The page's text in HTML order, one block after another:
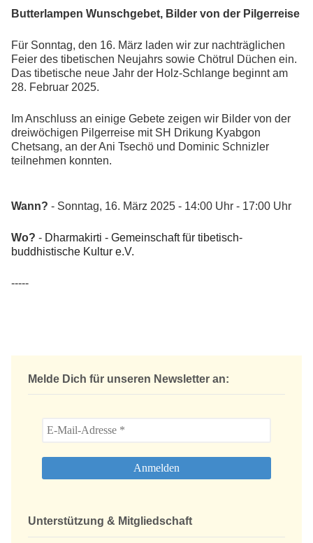
Butterlampen Wunschgebet, Bilder von der Pilgerreise
Für Sonntag, den 16. März laden wir zur nachträglichen
Feier des tibetischen Neujahrs sowie Chötrul Düchen ein.
Das tibetische neue Jahr der Holz-Schlange beginnt am
28. Februar 2025.
Im Anschluss an einige Gebete zeigen wir Bilder von der
dreiwöchigen Pilgerreise mit SH Drikung Kyabgon
Chetsang, an der Ani Tsechö und Dominic Schnizler
teilnehmen konnten.
Wann? - Sonntag, 16. März 2025 - 14:00 Uhr - 17:00 Uhr
Wo? - Dharmakirti - Gemeinschaft für tibetisch-
buddhistische Kultur e.V.
-----
Melde Dich für unseren Newsletter an:
Unterstützung & Mitgliedschaft